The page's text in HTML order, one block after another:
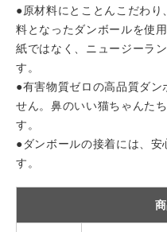
●原材料にとことんこだわ
料となったダンボールを使
紙ではなく、ニュージーラ
す。
●有害物質ゼロの高品質ダ
せん。鼻のいい猫ちゃんた
す。
●ダンボールの接着には、安
す。